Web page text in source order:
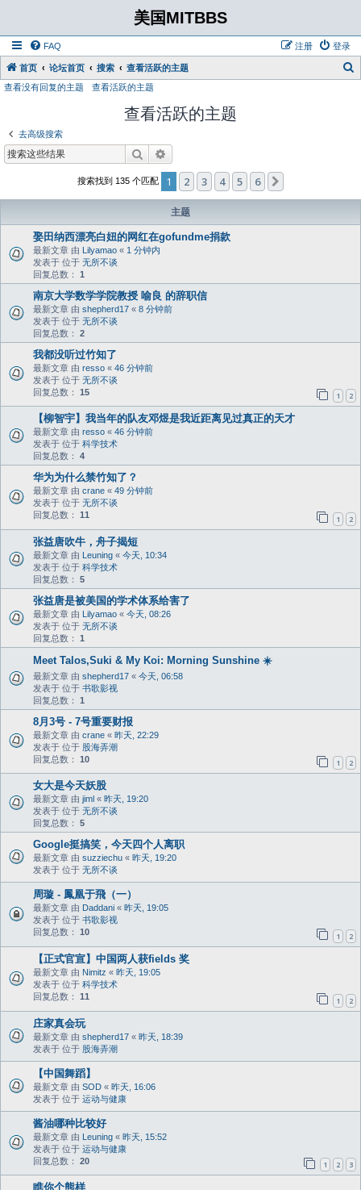
美国MITBBS
FAQ 登录
注册
首页 论坛首页 搜索 查看活跃的主题
查看没有回复的主题 查看活跃的主题
查看活跃的主题
去高级搜索
搜索
搜索找到 135 个匹配 1 2 3 4 5 6
主题
娶田纳西漂亮白妞的网红在gofundme捐款
最新文章 由 Lilyamao « 1 分钟内
发表于 位于 无所不谈
回复总数： 1
南京大学数学学院教授 喻良 的辞职信
最新文章 由 shepherd17 « 8 分钟前
发表于 位于 无所不谈
回复总数： 2
我都没听过竹知了
最新文章 由 resso « 46 分钟前
发表于 位于 无所不谈
回复总数： 15 1 2
【柳智宇】我当年的队友邓煜是我近距离见过真正的天才
最新文章 由 resso « 46 分钟前
发表于 位于 科学技术
回复总数： 4
华为为什么禁竹知了？
最新文章 由 crane « 49 分钟前
发表于 位于 无所不谈
回复总数： 11 1 2
张益唐吹牛，舟子揭短
最新文章 由 Leuning « 今天, 10:34
发表于 位于 科学技术
回复总数： 5
张益唐是被美国的学术体系给害了
最新文章 由 Lilyamao « 今天, 08:26
发表于 位于 无所不谈
回复总数： 1
Meet Talos,Suki & My Koi: Morning Sunshine ☀️
最新文章 由 shepherd17 « 今天, 06:58
发表于 位于 书歌影视
回复总数： 1
8月3号 - 7号重要财报
最新文章 由 crane « 昨天, 22:29
发表于 位于 股海弄潮
回复总数： 10 1 2
女大是今天妖股
最新文章 由 jiml « 昨天, 19:20
发表于 位于 无所不谈
回复总数： 5
Google挺搞笑，今天四个人离职
最新文章 由 suzziechu « 昨天, 19:20
发表于 位于 无所不谈
周璇 - 鳳凰于飛（一）
最新文章 由 Daddani « 昨天, 19:05
发表于 位于 书歌影视
回复总数： 10 1 2
【正式官宣】中国两人获fields 奖
最新文章 由 Nimitz « 昨天, 19:05
发表于 位于 科学技术
回复总数： 11 1 2
庄家真会玩
最新文章 由 shepherd17 « 昨天, 18:39
发表于 位于 股海弄潮
【中国舞蹈】
最新文章 由 SOD « 昨天, 16:06
发表于 位于 运动与健康
酱油哪种比较好
最新文章 由 Leuning « 昨天, 15:52
发表于 位于 运动与健康
回复总数： 20 1 2 3
瞧你个熊样